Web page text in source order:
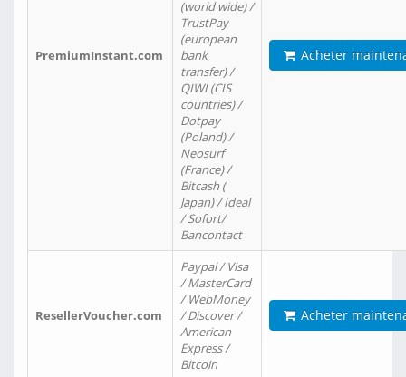
PremiumInstant.com
(world wide) /
TrustPay
(european
bank
transfer) /
QIWI (CIS
countries) /
Dotpay
(Poland) /
Neosurf
(France) /
Bitcash (
Japan) / Ideal
/ Sofort/
Bancontact
Acheter
ResellerVoucher.com
Paypal / Visa
/ MasterCard
/ WebMoney
/ Discover /
American
Express /
Bitcoin
Acheter